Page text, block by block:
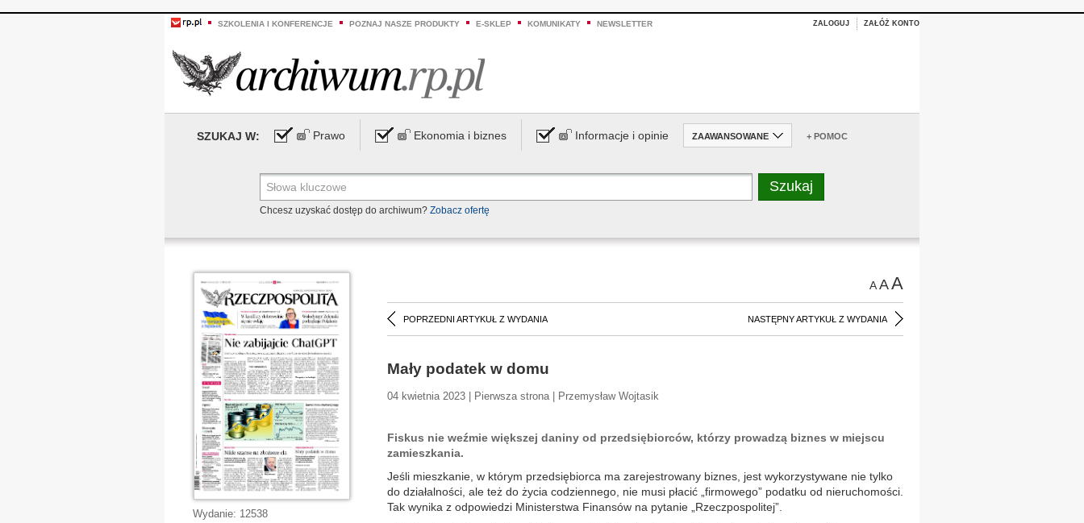
SZKOLENIA I KONFERENCJE POZNAJ NASZE PRODUKTY E-SKLEP KOMUNIKATY NEWSLETTER ZALOGUJ ZAŁÓŻ KONTO
SZUKAJ W: Prawo Ekonomia i biznes Informacje i opinie ZAAWANSOWANE + POMOC
Chcesz uzyskać dostęp do archiwum? Zobacz ofertę
AAA
POPRZEDNI ARTYKUŁ Z WYDANIA NASTĘPNY ARTYKUŁ Z WYDANIA
Mały podatek w domu
04 kwietnia 2023 | Pierwsza strona | Przemysław Wojtasik
Fiskus nie weźmie większej daniny od przedsiębiorców, którzy prowadzą biznes w miejscu
zamieszkania.
Jeśli mieszkanie, w którym przedsiębiorca ma zarejestrowany biznes, jest wykorzystywane nie tylko
do działalności, ale też do życia codziennego, nie musi płacić „firmowego” podatku od nieruchomości.
Tak wynika z odpowiedzi Ministerstwa Finansów na pytanie „Rzeczpospolitej”.
Wydanie: 12538